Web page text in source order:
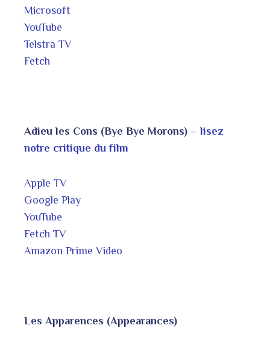
Microsoft
YouTube
Telstra TV
Fetch
Adieu les Cons (Bye Bye Morons) –lisez
notre critique du film
Apple TV
Google Play
YouTube
Fetch TV
Amazon Prime Video
Les Apparences (Appearances)